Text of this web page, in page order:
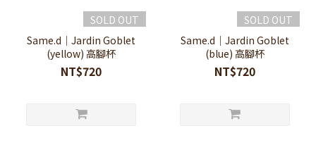
SOLD OUT
Same.d｜Jardin Goblet
(yellow) 高腳杯
NT$720
SOLD OUT
Same.d｜Jardin Goblet
(blue) 高腳杯
NT$720